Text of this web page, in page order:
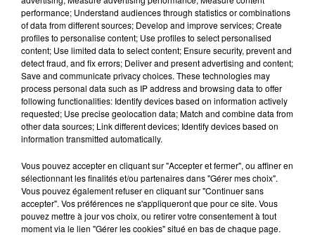
... A LIRE AUSSI :
Nuit de violences dans le quartier de Perseigne
#Alençon. 24 voitures brûlées et tirs de mortier sur
les pompiers. Le@Prefet61parle de "guet-apens" et
@Joaquim_PUEYOcondamne.
https://t.co/MoeT5SZYiD
— Sweet FM (@SweetFmRadio)September 28, 2022
performance; Understand audiences through statistics or combinations
of data from different sources; Develop and improve services; Create
profiles to personalise content; Use profiles to select personalised
content; Use limited data to select content; Ensure security, prevent and
detect fraud, and fix errors; Deliver and present advertising and content;
Save and communicate privacy choices. These technologies may
process personal data such as IP address and browsing data to offer
following functionalities: Identify devices based on information actively
requested; Use precise geolocation data; Match and combine data from
other data sources; Link different devices; Identify devices based on
information transmitted automatically.
Vous pouvez accepter en cliquant sur "Accepter et fermer", ou affiner en
sélectionnant les finalités et/ou partenaires dans "Gérer mes choix".
Vous pouvez également refuser en cliquant sur "Continuer sans
accepter". Vos préférences ne s'appliqueront que pour ce site. Vous
pouvez mettre à jour vos choix, ou retirer votre consentement à tout
moment via le lien "Gérer les cookies" situé en bas de chaque page.